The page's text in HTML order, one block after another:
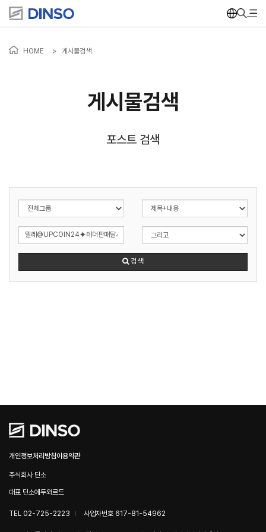
HOME > 게시물검색
게시물검색
포스트 검색
검색
개인정보처리방침이용약관
주식회사 딘소
대표 딘소에두와르드
TEL 02-725-2223 사업자번호 617-81-54962